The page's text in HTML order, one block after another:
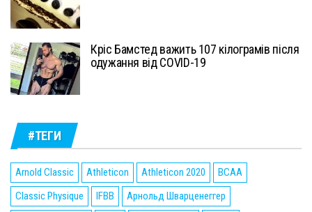
Кріс Бамстед важить 107 кілограмів після
одужання від COVID-19
#ТЕГИ
Arnold Classic Athleticon Athleticon 2020
BCAA
Classic Physique
IFBB
Арнольд Шварценеггер